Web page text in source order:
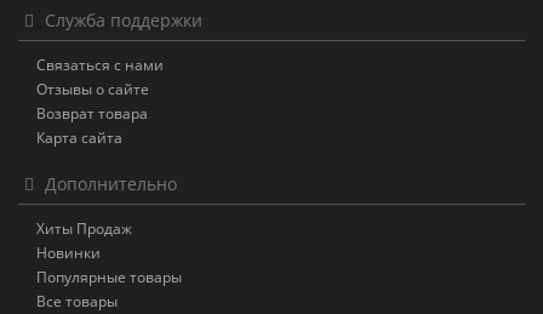
Служба поддержки
Связаться с нами
Отзывы о сайте
Возврат товара
Карта сайта
Дополнительно
Хиты Продаж
Новинки
Популярные товары
Все товары